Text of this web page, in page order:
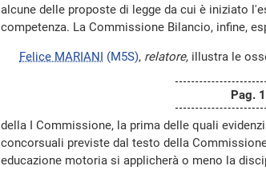
alcune delle proposte di legge da cui è iniziato
competenza. La Commissione Bilancio, infine,
Felice MARIANI (M5S), relatore, illustra le
Pag.
della I Commissione, la prima delle quali
concorsuali previste dal testo della
educazione motoria si applicherà o meno la